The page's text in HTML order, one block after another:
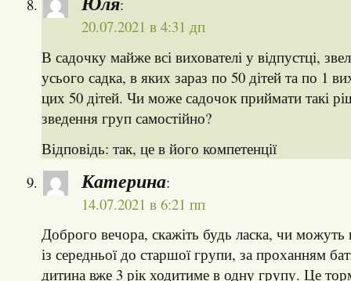
:
20.07.2021 в 4:31 дп
В садочку майже всі вихователі у відпустці,
усього садка, в яких зараз по 50 дітей та по 1
цих 50 дітей. Чи може садочок приймати такі
зведення груп самостійно?
Відповідь: так, це в його компетенції
Катерина:
14.07.2021 в 6:21 пп
Доброго вечора, скажіть будь ласка, чи можуть
із середньої до старшої групи, за проханням
дитина вже 3 рік ходитиме в одну групу. Це